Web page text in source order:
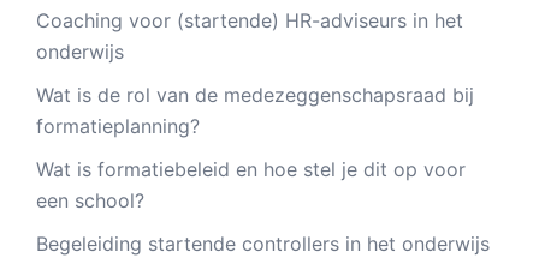
Coaching voor (startende) HR-adviseurs in het
onderwijs
Wat is de rol van de medezeggenschapsraad bij
formatieplanning?
Wat is formatiebeleid en hoe stel je dit op voor
een school?
Begeleiding startende controllers in het onderwijs